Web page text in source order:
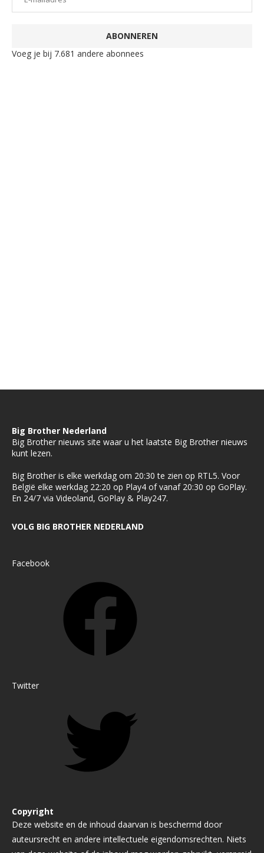
ABONNEREN
Voeg je bij 7.681 andere abonnees
Big Brother Nederland
Big Brother nieuws site waar u het laatste Big Brother nieuws
kunt lezen.
Big Brother is elke werkdag om 20:30 te zien op RTL5. Voor
België elke werkdag 22:20 op Play4 of vanaf 20:30 op GoPlay.
En 24/7 via Videoland, GoPlay & Play247.
VOLG BIG BROTHER NEDERLAND
Facebook
Twitter
Copyright
Deze website en de inhoud daarvan is beschermd door
auteursrecht en andere intellectuele eigendomsrechten. Niets